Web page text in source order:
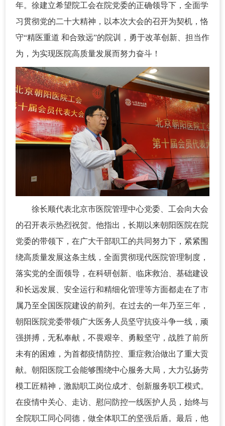
年。徐建立希望院工会在院党委的正确领导下，全面学
习贯彻党的二十大精神，以本次大会的召开为契机，恪
守“精医重道 和合致远”的院训，勇于改革创新、担当作
为，为实现医院高质量发展而努力奋斗！
徐长顺代表北京市医院管理中心党委、工会向大会
的召开表示热烈祝贺。他指出，长期以来朝阳医院在院
党委的带领下，在广大干部职工的共同努力下，紧紧围
绕高质量发展这条主线，全面贯彻现代医院管理制度，
落实党的全面领导，在科研创新、临床救治、基础建设
和长远发展、安全运行和精细化管理等方面都走在了市
属乃至全国医院建设的前列。在过去的一年乃至三年，
朝阳医院党委带领广大医务人员坚守抗疫斗争一线，顽
强拼搏，无私奉献，不畏艰辛、勇毅坚守，战胜了前所
未有的困难，为首都疫情防控、重症救治做出了重大贡
献。朝阳医院工会能够围绕中心服务大局，大力弘扬劳
模工匠精神，激励职工岗位成才、创新服务职工模式。
在疫情中关心、走访、慰问防控一线医护人员，始终与
全院职工同心同德，做全体职工的坚强后盾。最后，他